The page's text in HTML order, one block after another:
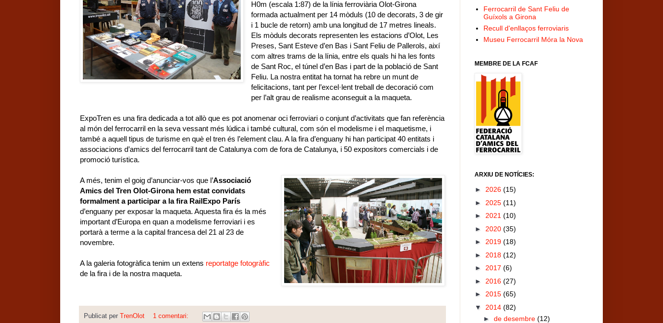
H0m (escala 1:87) de la línia ferroviària Olot-Girona
formada actualment per 14 mòduls (10 de decorats, 3 de gir
i 1 bucle de retorn) amb una longitud de 17 metres lineals.
Els mòduls decorats representen les estacions d’Olot, Les
Preses, Sant Esteve d’en Bas i Sant Feliu de Pallerols, així
com altres trams de la línia, entre els quals hi ha les fonts
de Sant Roc, el túnel d’en Bas i part de la població de Sant
Feliu. La nostra entitat ha tornat ha rebre un munt de
felicitacions, tant per l’excel·lent treball de decoració com
per l’alt grau de realisme aconseguit a la maqueta.
ExpoTren es una fira dedicada a tot allò que es pot anomenar oci ferroviari o conjunt d’activitats que fan referència
al món del ferrocarril en la seva vessant més lúdica i també cultural, com són el modelisme i el maquetisme, i
també a aquell tipus de turisme en què el tren és l’element clau. A la fira d’enguany hi han participat 40 entitats i
associacions d’amics del ferrocarril tant de Catalunya com de fora de Catalunya, i 50 expositors comercials i de
promoció turística.
A més, tenim el goig d’anunciar-vos que l’Associació
Amics del Tren Olot-Girona hem estat convidats
formalment a participar a la fira RailExpo París
d’enguany per exposar la maqueta. Aquesta fira és la més
important d’Europa en quan a modelisme ferroviari i es
portarà a terme a la capital francesa del 21 al 23 de
novembre.
A la galeria fotogràfica tenim un extens reportatge fotogràfic
de la fira i de la nostra maqueta.
Publicat per TrenOlot 1 comentari:
Ferrocarril de Sant Feliu de
Guíxols a Girona
Recull d'enllaços ferroviaris
Museu Ferrocarril Móra la Nova
MEMBRE DE LA FCAF
ARXIU DE NOTÍCIES:
► 2026 (15)
► 2025 (11)
► 2021 (10)
► 2020 (35)
► 2019 (18)
► 2018 (12)
► 2017 (6)
► 2016 (27)
► 2015 (65)
▼ 2014 (82)
► de desembre (12)